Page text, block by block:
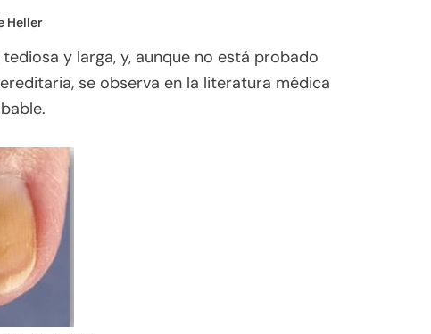
Heller
y larga, y, aunque no está probado
se observa en la literatura médica